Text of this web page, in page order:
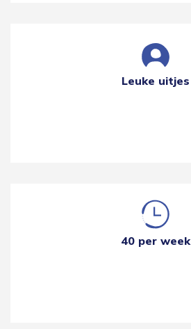
Leuke uitjes
40 per week